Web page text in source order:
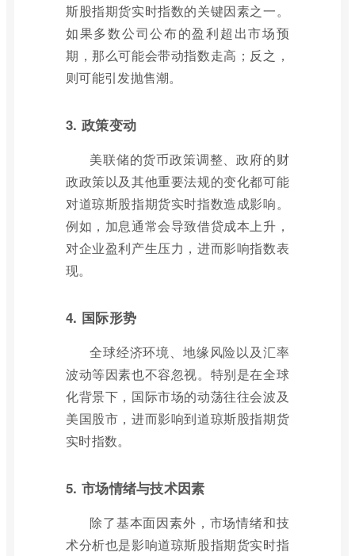
斯股指期货实时指数的关键因素之一。
如果多数公司公布的盈利超出市场预
期，那么可能会带动指数走高；反之，
则可能引发抛售潮。
3. 政策变动
美联储的货币政策调整、政府的财
政政策以及其他重要法规的变化都可能
对道琼斯股指期货实时指数造成影响。
例如，加息通常会导致借贷成本上升，
对企业盈利产生压力，进而影响指数表
现。
4. 国际形势
全球经济环境、地缘风险以及汇率
波动等因素也不容忽视。特别是在全球
化背景下，国际市场的动荡往往会波及
美国股市，进而影响到道琼斯股指期货
实时指数。
5. 市场情绪与技术因素
除了基本面因素外，市场情绪和技
术分析也是影响道琼斯股指期货实时指